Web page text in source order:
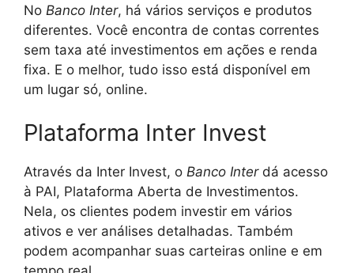
No Banco Inter, há vários serviços e produtos
diferentes. Você encontra de contas correntes
sem taxa até investimentos em ações e renda
fixa. E o melhor, tudo isso está disponível em
um lugar só, online.
Plataforma Inter Invest
Através da Inter Invest, o Banco Interdá acesso
à PAI, Plataforma Aberta de Investimentos.
Nela, os clientes podem investir em vários
ativos e ver análises detalhadas. Também
podem acompanhar suas carteiras online e em